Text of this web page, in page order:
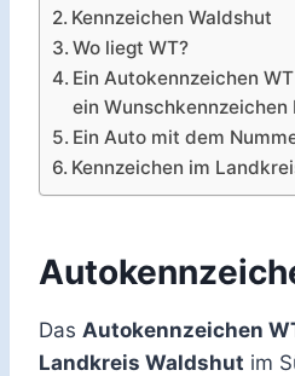
Kennzeichen Waldshut
Wo liegt WT?
Ein Autokennzeichen
ein Wunschkennzeichen
Ein Auto mit dem
Kennzeichen im
Das Autokennzeichen
Landkreis Waldshut im